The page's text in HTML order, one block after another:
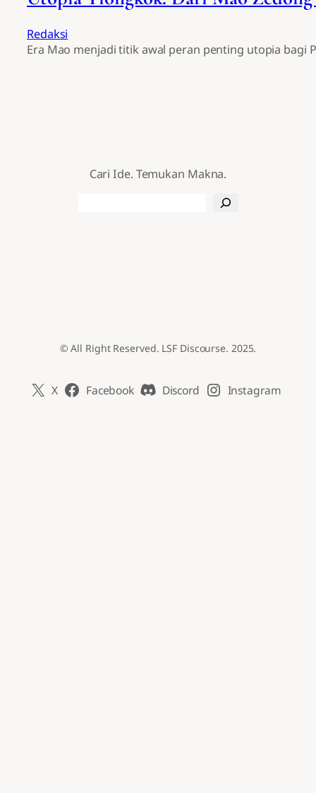
Redaksi
Era Mao menjadi titik awal peran penting utopia bagi
Cari Ide. Temukan Makna.
© All Right Reserved. LSF Discourse. 2025.
X Facebook Discord Instagram